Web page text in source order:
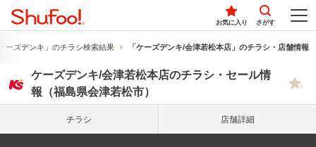
お気に入り さがす
ーズデンキ」のチラシ検索結果 「ケーズデンキ/会津若松本店」のチラシ・店舗情報
ケーズデンキ/会津若松本店のチラシ・セール情
報（福島県会津若松市）
チラシ 店舗詳細